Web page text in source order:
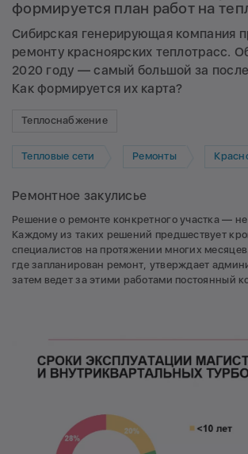
формируется план работ на
Сибирская генерирующая компания
ремонту красноярских теплотрасс.
2020 году — самый большой за
Как формируется их карта?
Теплоснабжение
Тепловые сети Ремонты
Ремонтное закулисье
Решение о ремонте конкретного участка —
Каждому из таких решений предшествует
специалистов на протяжении многих
где запланирован ремонт, утверждает
затем ведет за этими работами постоянный